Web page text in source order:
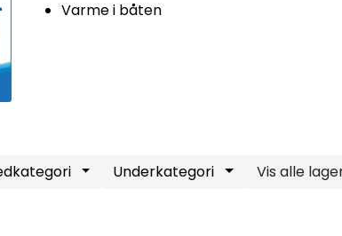
Varme i båten
Underkategori